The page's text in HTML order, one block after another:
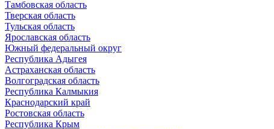
Тамбовская область
Тверская область
Тульская область
Ярославская область
Южный федеральный округ
Республика Адыгея
Астраханская область
Волгоградская область
Республика Калмыкия
Краснодарский край
Ростовская область
Республика Крым